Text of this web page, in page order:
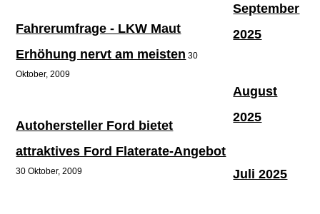
Fahrerumfrage - LKW Maut
Erhöhung nervt am meisten 30
Oktober, 2009
Autohersteller Ford bietet
attraktives Ford Flaterate-Angebot
30 Oktober, 2009
September
2025
August
2025
Juli 2025